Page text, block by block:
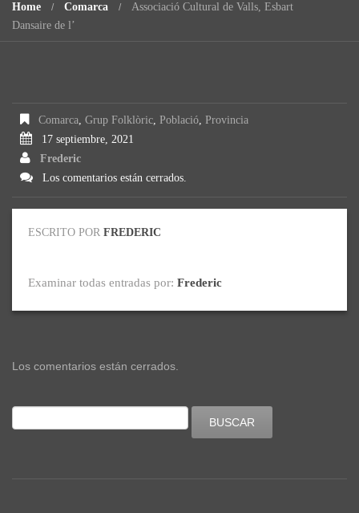
Home Comarca
Associació Cultural de Valls, Esbart
Dansaire de l’
Comarca, Grup Folklòric, Població, Provincia
17 septiembre, 2021
Frederic
Los comentarios están cerrados.
ESCRITO POR FREDERIC
Examinar todas entradas por: Frederic
Los comentarios están cerrados.